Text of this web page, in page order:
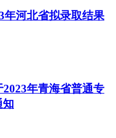
年河北省拟录取结果
年青海省普通专
知